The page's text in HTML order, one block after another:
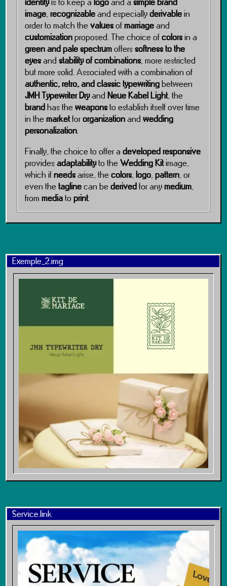
image,recognizableand especiallyderivablein
order to match thevaluesofmarriageand
customizationproposed. The choice ofcolorsin a
green and pale spectrumofferssoftness to the
eyesandstability of combinations, more restricted
but more solid. Associated with a combination of
authentic, retro, and classic typewritingbetween
JMH Typewriter DryandNeue Kabel Light, the
brandhas theweaponsto establish itself over time
in themarketfororganizationandwedding
personalization.
Finally, the choice to offer adeveloped responsive
providesadaptabilityto theWedding Kitimage,
which ifneedsarise, thecolors,logo,pattern, or
even thetaglinecan bederivedfor anymedium,
frommediatoprint.
Exemple_2.img
Service.link